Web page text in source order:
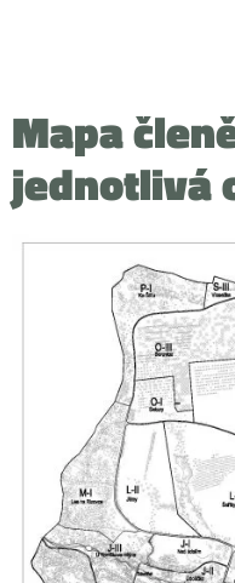
Mapa
jednotlivá